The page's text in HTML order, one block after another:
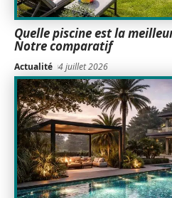
Quelle piscine est la
Notre comparatif
Actualité 4 juillet 2026